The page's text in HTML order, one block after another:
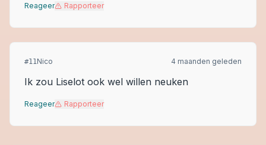
Reageer Rapporteer
#11Nico 4 maanden geleden
Ik zou Liselot ook wel willen neuken
Reageer Rapporteer